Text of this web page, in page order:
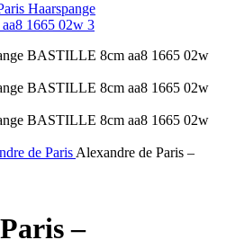
de Paris Alexandre de Paris –
–